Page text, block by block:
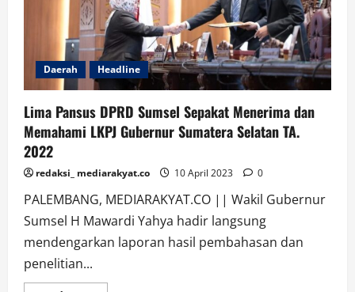
Daerah Headline
Lima Pansus DPRD Sumsel Sepakat Menerima dan
Memahami LKPJ Gubernur Sumatera Selatan TA.
2022
redaksi_ mediarakyat.co 10 April 2023 0
PALEMBANG, MEDIARAKYAT.CO || Wakil Gubernur
Sumsel H Mawardi Yahya hadir langsung
mendengarkan laporan hasil pembahasan dan
penelitian...